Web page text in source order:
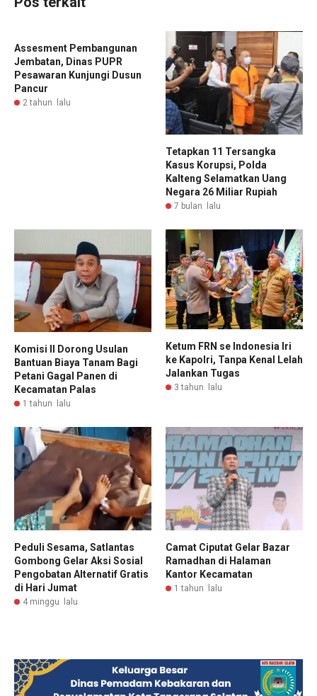
Assesment Pembangunan
Jembatan, Dinas PUPR
Pesawaran Kunjungi Dusun
Pancur
2 tahun lalu
Tetapkan 11 Tersangka
Kasus Korupsi, Polda
Kalteng Selamatkan Uang
Negara 26 Miliar Rupiah
7 bulan lalu
Komisi II Dorong Usulan
Bantuan Biaya Tanam Bagi
Petani Gagal Panen di
Kecamatan Palas
1 tahun lalu
Ketum FRN se Indonesia Iri
ke Kapolri, Tanpa Kenal Lelah
Jalankan Tugas
3 tahun lalu
Peduli Sesama, Satlantas
Gombong Gelar Aksi Sosial
Pengobatan Alternatif Gratis
di Hari Jumat
4 minggu lalu
Camat Ciputat Gelar Bazar
Ramadhan di Halaman
Kantor Kecamatan
1 tahun lalu